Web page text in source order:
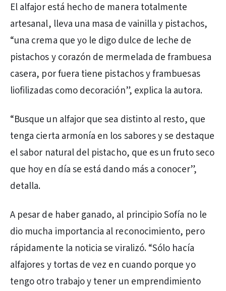
El alfajor está hecho de manera totalmente
artesanal, lleva una masa de vainilla y pistachos,
“una crema que yo le digo dulce de leche de
pistachos y corazón de mermelada de frambuesa
casera, por fuera tiene pistachos y frambuesas
liofilizadas como decoración”, explica la autora.
“Busque un alfajor que sea distinto al resto, que
tenga cierta armonía en los sabores y se destaque
el sabor natural del pistacho, que es un fruto seco
que hoy en día se está dando más a conocer”,
detalla.
A pesar de haber ganado, al principio Sofía no le
dio mucha importancia al reconocimiento, pero
rápidamente la noticia se viralizó. “Sólo hacía
alfajores y tortas de vez en cuando porque yo
tengo otro trabajo y tener un emprendimiento